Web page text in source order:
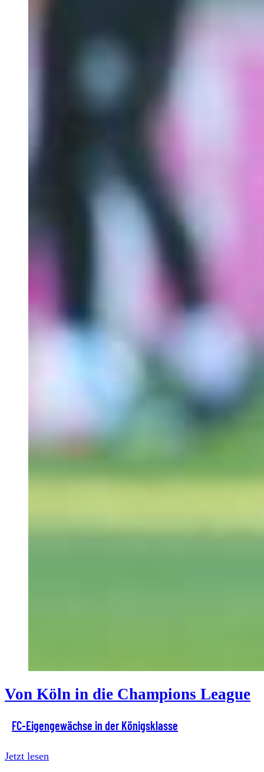
Von Köln in die Champions League
FC-Eigengewächse in der Königsklasse
Jetzt lesen